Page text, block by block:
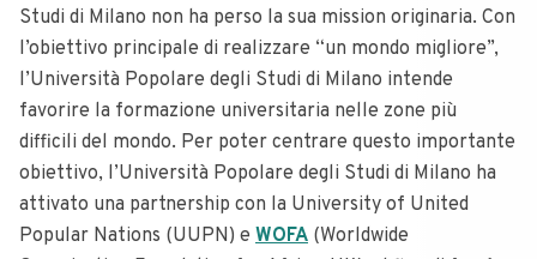
Studi di Milano non ha perso la sua mission originaria. Con
l’obiettivo principale di realizzare “un mondo migliore”,
l’Università Popolare degli Studi di Milano intende
favorire la formazione universitaria nelle zone più
difficili del mondo. Per poter centrare questo importante
obiettivo, l’Università Popolare degli Studi di Milano ha
attivato una partnership con la University of United
Popular Nations (UUPN) e WOFA (Worldwide